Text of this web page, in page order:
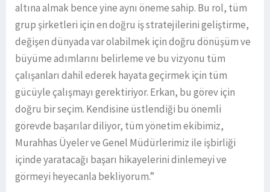
altına almak bence yine aynı öneme sahip. Bu rol, tüm
grup şirketleri için en doğru iş stratejilerini geliştirme,
değişen dünyada var olabilmek için doğru dönüşüm ve
büyüme adımlarını belirleme ve bu vizyonu tüm
çalışanları dahil ederek hayata geçirmek için tüm
gücüyle çalışmayı gerektiriyor. Erkan, bu görev için
doğru bir seçim. Kendisine üstlendiği bu önemli
görevde başarılar diliyor, tüm yönetim ekibimiz,
Murahhas Üyeler ve Genel Müdürlerimiz ile işbirliği
içinde yaratacağı başarı hikayelerini dinlemeyi ve
görmeyi heyecanla bekliyorum.”